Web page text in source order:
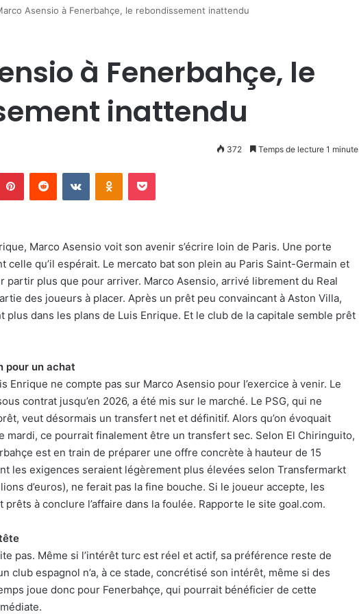
Asensio à Fenerbahçe, le rebondissement inattendu
à Fenerbahçe, le
inattendu
372 Temps de lecture 1 minute
PinterestReddit VKontakteOdnoklassniki
Pocket
Marco Asensio voit son avenir s’écrire loin de Paris. Une porte
celle qu’il espérait. Le mercato bat son plein au Paris Saint-Germain et
partir plus que pour arriver. Marco Asensio, arrivé librement du Real
des joueurs à placer. Après un prêt peu convaincant à Aston Villa,
plus dans les plans de Luis Enrique. Et le club de la capitale semble prêt
pour un achat
Enrique ne compte pas sur Marco Asensio pour l’exercice à venir. Le
contrat jusqu’en 2026, a été mis sur le marché. Le PSG, qui ne
veut désormais un transfert net et définitif. Alors qu’on évoquait
mardi, ce pourrait finalement être un transfert sec. Selon El Chiringuito,
est en train de préparer une offre concrète à hauteur de 15
les exigences seraient légèrement plus élevées selon Transfermarkt
d’euros), ne ferait pas la fine bouche. Si le joueur accepte, les
à conclure l’affaire dans la foulée. Rapporte le site goal.com.
pas. Même si l’intérêt turc est réel et actif, sa préférence reste de
club espagnol n’a, à ce stade, concrétisé son intérêt, même si des
joue donc pour Fenerbahçe, qui pourrait bénéficier de cette